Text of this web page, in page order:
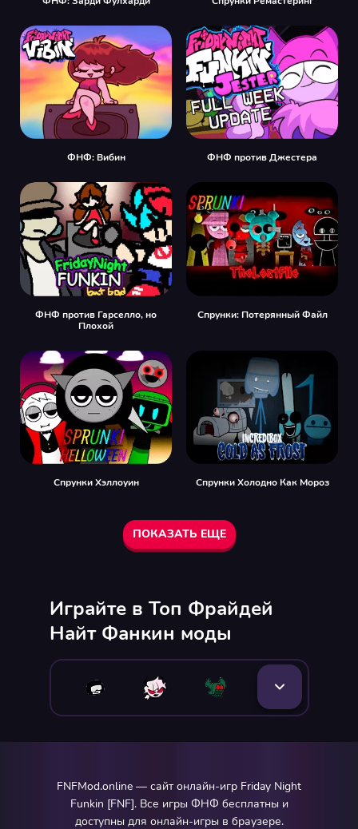
ФНФ: Вибин ФНФ против Джестера
ФНФ против Гарселло, но
Плохой
Спрунки: Потерянный Файл
Спрунки Хэллоуин Спрунки Холодно Как Мороз
ПОКАЗАТЬ ЕЩЕ
Играйте в Топ Фрайдей
Найт Фанкин моды
FNFMod.online — сайт онлайн-игр Friday Night
Funkin [FNF]. Все игры ФНФ бесплатны и
доступны для онлайн-игры в браузере.